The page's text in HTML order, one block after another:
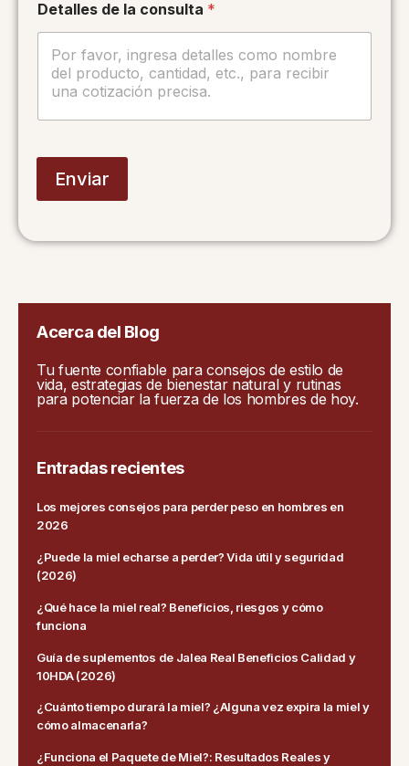
s
u
Detalles de la consulta *
Enviar
Acerca del Blog
Tu fuente confiable para consejos de estilo de
vida, estrategias de bienestar natural y rutinas
para potenciar la fuerza de los hombres de hoy.
Entradas recientes
Los mejores consejos para perder peso en hombres en
2026
¿Puede la miel echarse a perder? Vida útil y seguridad
(2026)
¿Qué hace la miel real? Beneficios, riesgos y cómo
funciona
Guía de suplementos de Jalea Real Beneficios Calidad y
10HDA (2026)
¿Cuánto tiempo durará la miel? ¿Alguna vez expira la miel y
cómo almacenarla?
¿Funciona el Paquete de Miel?: Resultados Reales y